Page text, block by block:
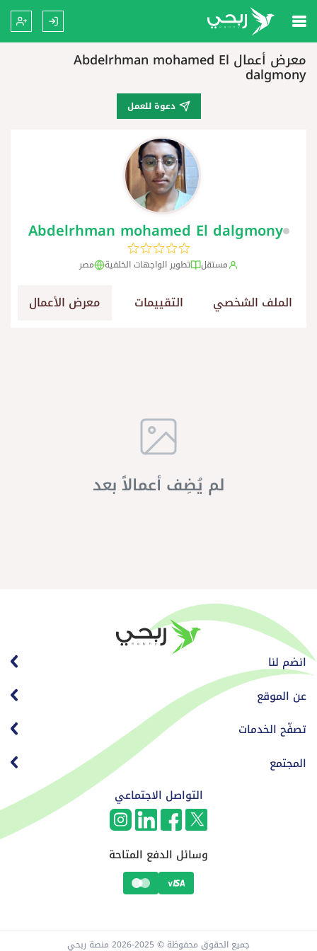
معرض أعمال Abdelrhman mohamed El
dalgmony
دعوة للعمل
Abdelrhman mohamed El dalgmony
مستقل تطوير الواجهات الخلفية مصر
الملف الشخصي التقييمات معرض الأعمال
لم يُضِف أعمالاً بعد
انضم لنا
عن الموقع
تصفّح الخدمات
المجتمع
التواصل الاجتماعي
وسائل الدفع المتاحة
جميع الحقوق محفوظة © 2025-2026 منصة ربحي